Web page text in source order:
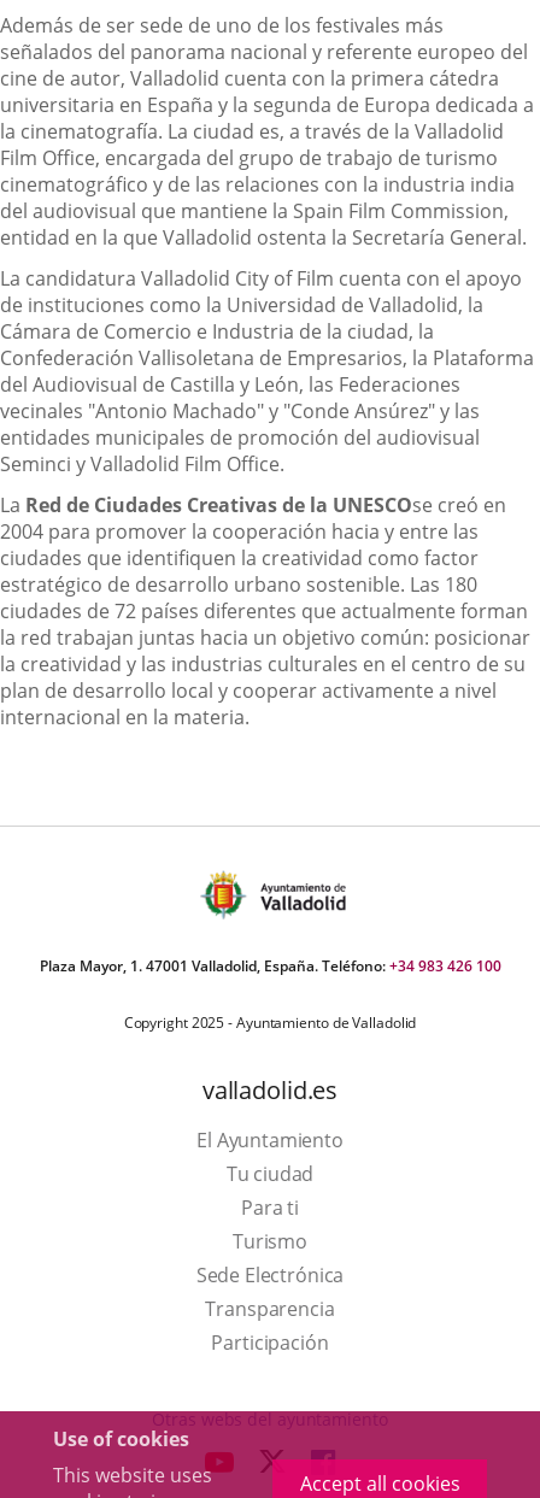
Use of cookies
This website uses
Accept all cookies
Además de ser sede de uno de los festivales más
señalados del panorama nacional y referente europeo del
cine de autor, Valladolid cuenta con la primera cátedra
universitaria en España y la segunda de Europa dedicada a
la cinematografía. La ciudad es, a través de la Valladolid
Film Office, encargada del grupo de trabajo de turismo
cinematográfico y de las relaciones con la industria india
del audiovisual que mantiene la Spain Film Commission,
entidad en la que Valladolid ostenta la Secretaría General.
La candidatura Valladolid City of Film cuenta con el apoyo
de instituciones como la Universidad de Valladolid, la
Cámara de Comercio e Industria de la ciudad, la
Confederación Vallisoletana de Empresarios, la Plataforma
del Audiovisual de Castilla y León, las Federaciones
vecinales "Antonio Machado" y "Conde Ansúrez" y las
entidades municipales de promoción del audiovisual
Seminci y Valladolid Film Office.
La Red de Ciudades Creativas de la UNESCOse creó en
2004 para promover la cooperación hacia y entre las
ciudades que identifiquen la creatividad como factor
estratégico de desarrollo urbano sostenible. Las 180
ciudades de 72 países diferentes que actualmente forman
la red trabajan juntas hacia un objetivo común: posicionar
la creatividad y las industrias culturales en el centro de su
plan de desarrollo local y cooperar activamente a nivel
internacional en la materia.
Plaza Mayor, 1. 47001 Valladolid, España. Teléfono:+34 983 426 100
Copyright 2025 - Ayuntamiento de Valladolid
valladolid.es
El Ayuntamiento
Tu ciudad
Para ti
TurismoThis
link
will
open
a
pop-
up
Sede Electrónica
Transparencia
Participación
Otras webs del ayuntamiento
LINK LINK
TO
LINK
TO